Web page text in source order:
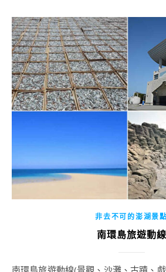
非去不可的澎湖景點
南環島旅遊動線
南環島旅遊動線(景觀、沙灘、古蹟、戲水、浮潛) 澎湖本島南